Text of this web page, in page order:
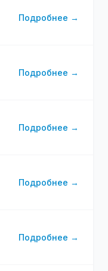
Подробнее →
Подробнее →
Подробнее →
Подробнее →
Подробнее →